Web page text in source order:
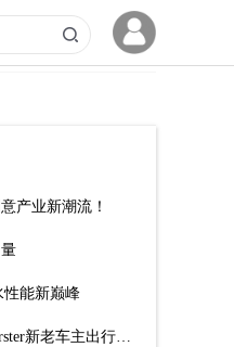
产业新潮流！
能新巅峰
“超级安芯承诺”护航，MG Cyberster新老车主出行无忧